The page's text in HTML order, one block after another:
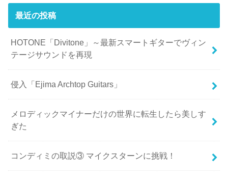
最近の投稿
HOTONE「Divitone」～最新スマートギターでヴィン
テージサウンドを再現
侵入「Ejima Archtop Guitars」
メロディックマイナーだけの世界に転生したら美しす
ぎた
コンディミの取説③ マイクスターンに挑戦！